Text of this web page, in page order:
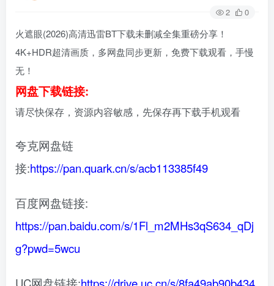
2 0
火遮眼(2026)高清迅雷BT下载未删减全集重磅分享！
4K+HDR超清画质，多网盘同步更新，免费下载观看，手慢
无！
网盘下载链接:
请尽快保存，资源内容敏感，先保存再下载手机观看
夸克网盘链
接:https://pan.quark.cn/s/acb113385f49
百度网盘链接:
https://pan.baidu.com/s/1Fl_m2MHs3qS634_qDj
g?pwd=5wcu